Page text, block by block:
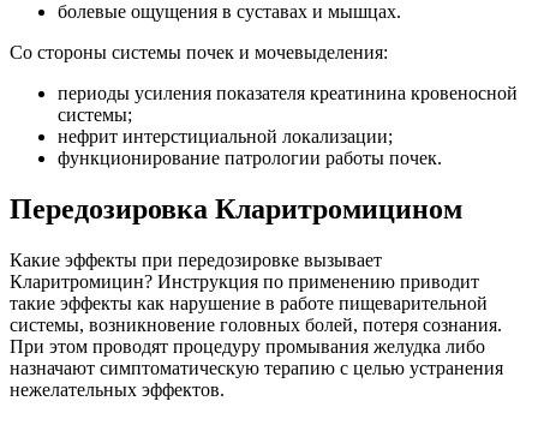
болевые ощущения в суставах и мышцах.
Со стороны системы почек и мочевыделения:
периоды усиления показателя креатинина кровеносной
системы;
нефрит интерстициальной локализации;
функционирование патрологии работы почек.
Передозировка Кларитромицином
Какие эффекты при передозировке вызывает
Кларитромицин? Инструкция по применению приводит
такие эффекты как нарушение в работе пищеварительной
системы, возникновение головных болей, потеря сознания.
При этом проводят процедуру промывания желудка либо
назначают симптоматическую терапию с целью устранения
нежелательных эффектов.